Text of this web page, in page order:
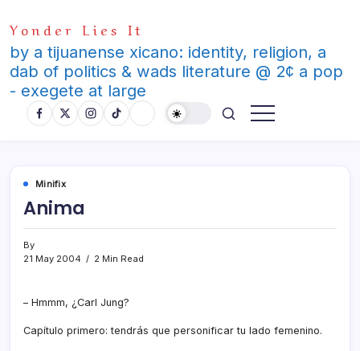
to
content
Yonder Lies It
by a tijuanense xicano: identity, religion, a
dab of politics & wads literature @ 2¢ a pop
- exegete at large
Minifix
Anima
By
21 May 2004
2 Min Read
– Hmmm, ¿Carl Jung?
Capí­tulo primero: tendrás que personificar tu lado femenino.